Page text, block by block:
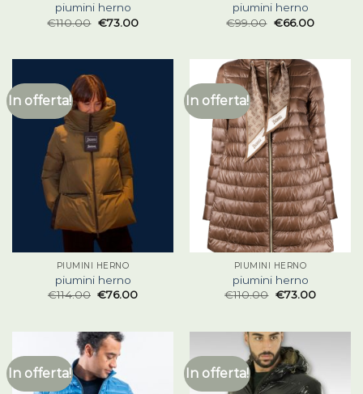
piumini herno
€110.00 €73.00
piumini herno
€99.00 €66.00
In offerta!
PIUMINI HERNO
piumini herno
€114.00 €76.00
In offerta!
PIUMINI HERNO
piumini herno
€110.00 €73.00
In offerta! In offerta!